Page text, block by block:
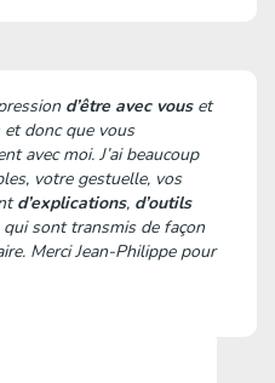
d’être avec vouset
et donc que vous
avec moi. J’ai beaucoup
votre gestuelle, vos
d’explications, d’outils
sont transmis de façon
Merci Jean-Philippe pour